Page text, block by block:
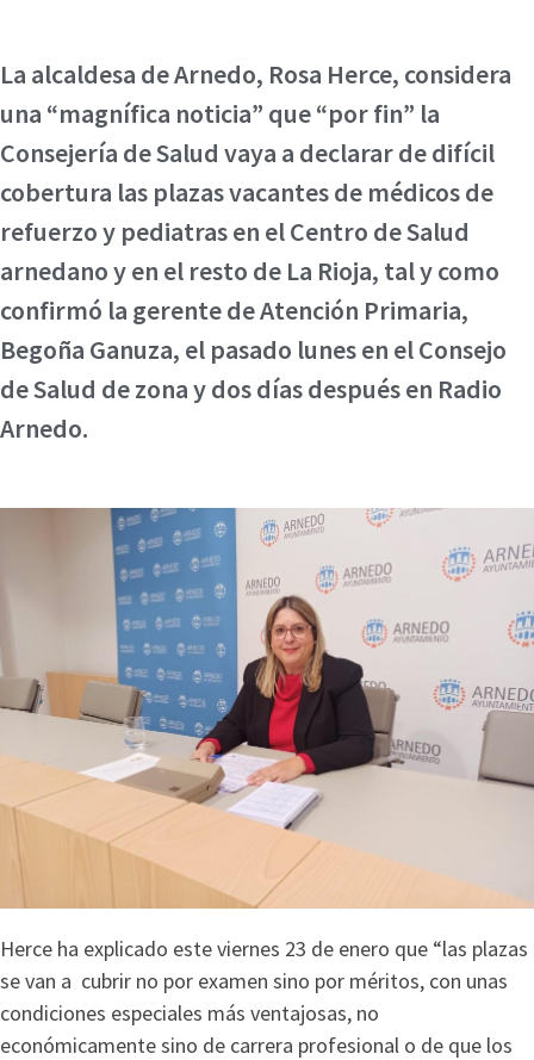
La alcaldesa de Arnedo, Rosa Herce, considera
una “magnífica noticia” que “por fin” la
Consejería de Salud vaya a declarar de difícil
cobertura las plazas vacantes de médicos de
refuerzo y pediatras en el Centro de Salud
arnedano y en el resto de La Rioja, tal y como
confirmó la gerente de Atención Primaria,
Begoña Ganuza, el pasado lunes en el Consejo
de Salud de zona y dos días después en Radio
Arnedo.
Herce ha explicado este viernes 23 de enero que “las plazas
se van a cubrir no por examen sino por méritos, con unas
condiciones especiales más ventajosas, no
económicamente sino de carrera profesional o de que los